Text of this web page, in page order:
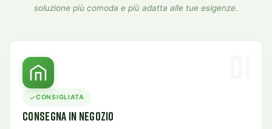
soluzione più comoda e più adatta alle tue esigenze.
CONSIGLIATA
CONSEGNA IN NEGOZIO